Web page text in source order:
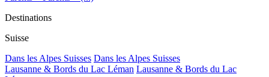
Destinations
Suisse
Dans les Alpes Suisses Dans les Alpes Suisses
Lausanne & Bords du Lac Léman Lausanne & Bords du Lac